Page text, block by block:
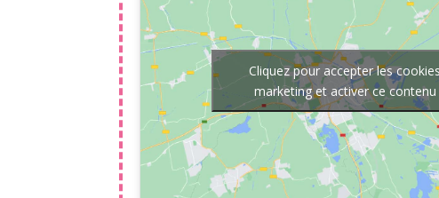
Cliquez pour accepter les cookies
marketing et activer ce contenu